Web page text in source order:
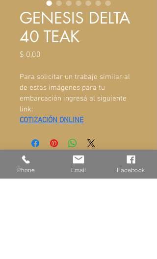
GENESIS DELTA
40 TEAK
$ 0,00
Para solicitar un trabajo similar al
de estas imágenes para tu
embarcación ingresá al siguiente
link:
COTIZACIÓN ONLINE
ADMINISTRACIÓN Y VENTAS
Ayacucho 581, San Fernando
Phone Email Facebook